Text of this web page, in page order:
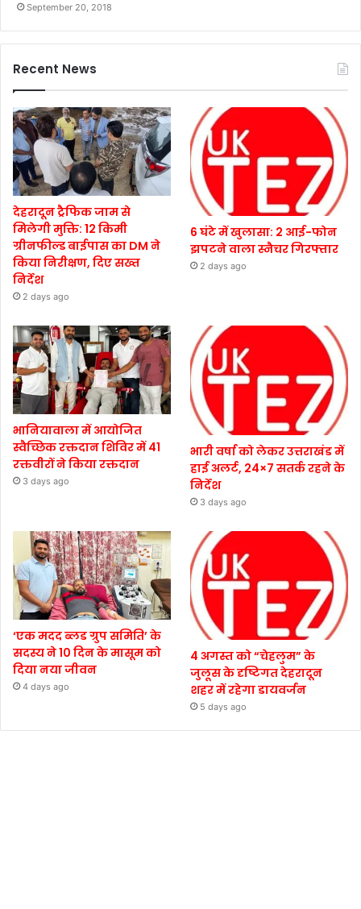
September 20, 2018
Recent News
देहरादून ट्रैफिक जाम से
मिलेगी मुक्ति: 12 किमी
ग्रीनफील्ड बाईपास का DM ने
किया निरीक्षण, दिए सख्त
निर्देश
2 days ago
6 घंटे में खुलासा: 2 आई-फोन
झपटने वाला स्नैचर गिरफ्तार
2 days ago
भानियावाला में आयोजित
स्वैच्छिक रक्तदान शिविर में 41
रक्तवीरों ने किया रक्तदान
3 days ago
भारी वर्षा को लेकर उत्तराखंड में
हाई अलर्ट, 24×7 सतर्क रहने के
निर्देश
3 days ago
‘एक मदद ब्लड ग्रुप समिति’ के
सदस्य ने 10 दिन के मासूम को
दिया नया जीवन
4 days ago
4 अगस्त को “चेहलुम” के
जुलूस के दृष्टिगत देहरादून
शहर में रहेगा डायवर्जन
5 days ago